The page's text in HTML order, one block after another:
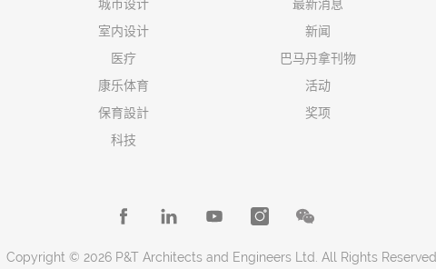
城市设计
室内设计
医疗
康乐体育
保育設計
科技
最新消息
新闻
巴马丹拿刊物
活动
奖项
Copyright © 2026 P&T Architects and Engineers Ltd. All Rights Reserved.